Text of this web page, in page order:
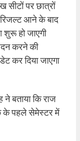
पर छात्रों
आने के बाद
हो जाएगी
करने की
कर दिया जाएगा
ने बताया कि राज
के पहले सेमेस्टर में